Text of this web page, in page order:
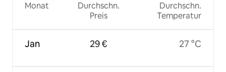
Monat
Jan
Durchschn.
Preis
29 €
Durchschn.
Temperatur
27 °C